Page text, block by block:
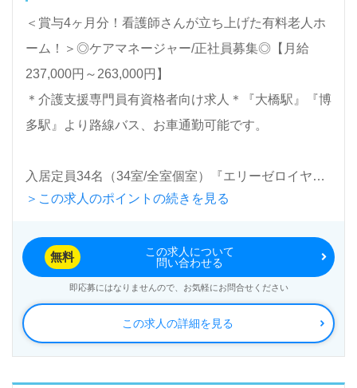
＜賞与4ヶ月分！看護師さんが立ち上げた有料老人ホ
ーム！＞◎ケアマネージャー/正社員募集◎【月給
237,000円～263,000円】
＊介護支援専門員有資格者向け求人＊『大橋駅』『博
多駅』より路線バス、お車通勤可能です。
入居定員34名（34室/全室個室）『エリーゼロイヤ
ル』日本総合介護株式会社（本社：福岡県福岡市）様
人ホーム、デイサービス、居宅介護支援事業を展開さ
れています。
◎他職種連携がスムーズ！コミュニケーション抜群で
働きやすい職場環境もおすすめポイント！◎
居宅または施設でのケアマネージャー経験のある方は
＞この求人のポイントの続きを見る
この求人の詳細を見る
無料
この求人について
問い合わせる
即応募にはなりませんので、お気軽にお問合せください